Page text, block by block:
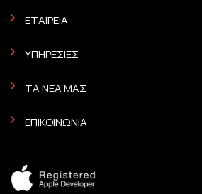
ΕΤΑΙΡΕΙΑ
ΥΠΗΡΕΣΙΕΣ
ΤΑ ΝΕΑ ΜΑΣ
ΕΠΙΚΟΙΝΩΝΙΑ